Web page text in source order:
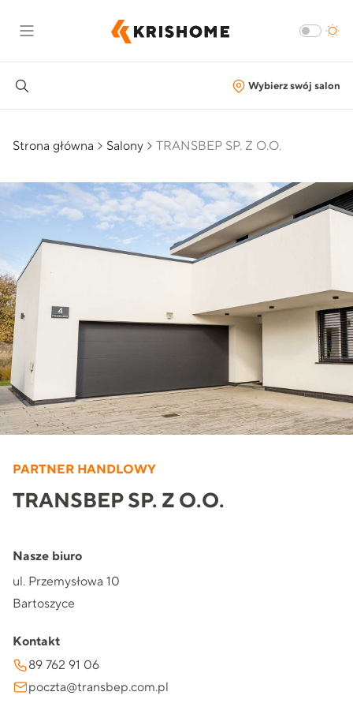
Wybierz swój salon
Strona główna Salony TRANSBEP SP. Z O.O.
PARTNER HANDLOWY
TRANSBEP SP. Z O.O.
Nasze biuro
ul. Przemysłowa 10
Bartoszyce
Kontakt
89 762 91 06
poczta@transbep.com.pl